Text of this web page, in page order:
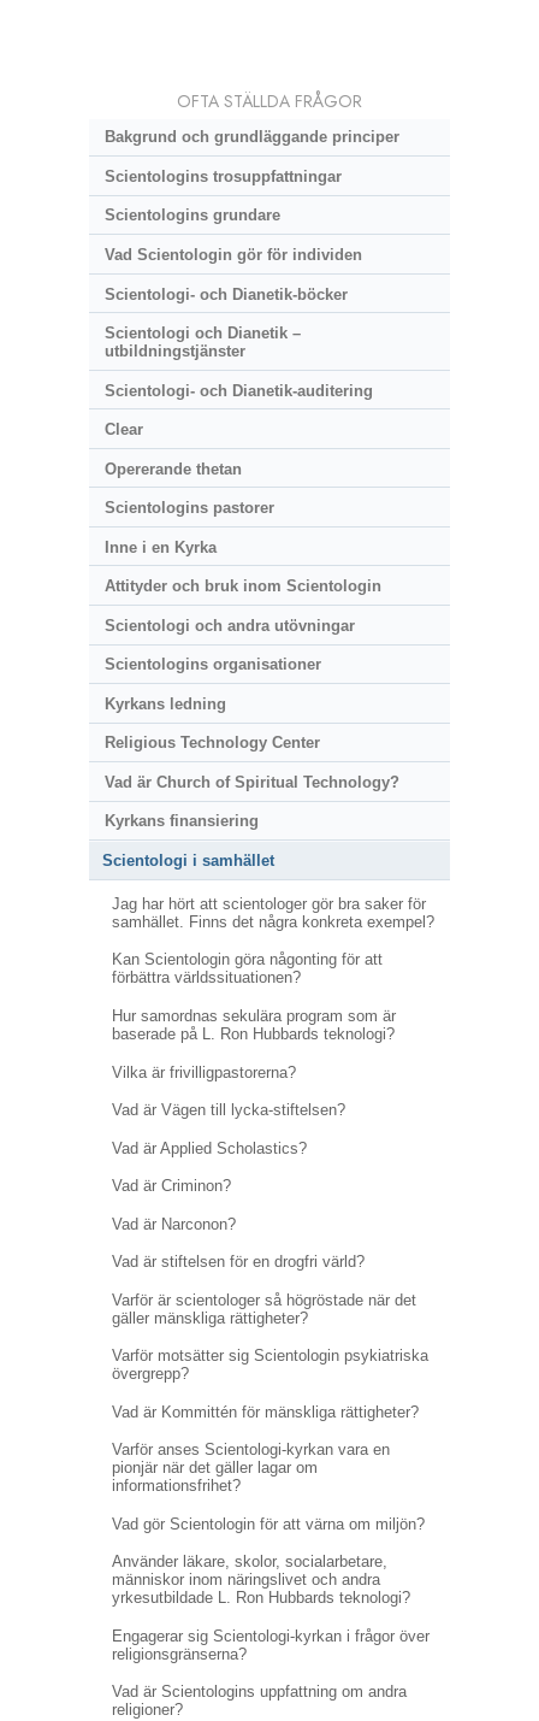
OFTA STÄLLDA FRÅGOR
Bakgrund och grundläggande principer
Scientologins trosuppfattningar
Scientologins grundare
Vad Scientologin gör för individen
Scientologi- och Dianetik-böcker
Scientologi och Dianetik –
utbildningstjänster
Scientologi- och Dianetik-auditering
Clear
Opererande thetan
Scientologins pastorer
Inne i en Kyrka
Attityder och bruk inom Scientologin
Scientologi och andra utövningar
Scientologins organisationer
Kyrkans ledning
Religious Technology Center
Vad är Church of Spiritual Technology?
Kyrkans finansiering
Scientologi i samhället
Jag har hört att scientologer gör bra saker för
samhället. Finns det några konkreta exempel?
Kan Scientologin göra någonting för att
förbättra världssituationen?
Hur samordnas sekulära program som är
baserade på L. Ron Hubbards teknologi?
Vilka är frivilligpastorerna?
Vad är Vägen till lycka-stiftelsen?
Vad är Applied Scholastics?
Vad är Criminon?
Vad är Narconon?
Vad är stiftelsen för en drogfri värld?
Varför är scientologer så högröstade när det
gäller mänskliga rättigheter?
Varför motsätter sig Scientologin psykiatriska
övergrepp?
Vad är Kommittén för mänskliga rättigheter?
Varför anses Scientologi-kyrkan vara en
pionjär när det gäller lagar om
informationsfrihet?
Vad gör Scientologin för att värna om miljön?
Använder läkare, skolor, socialarbetare,
människor inom näringslivet och andra
yrkesutbildade L. Ron Hubbards teknologi?
Engagerar sig Scientologi-kyrkan i frågor över
religionsgränserna?
Vad är Scientologins uppfattning om andra
religioner?